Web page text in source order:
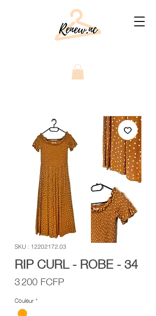
SKU : 12202172.03
RIP CURL - ROBE - 34
3 200 FCFP
Couleur*